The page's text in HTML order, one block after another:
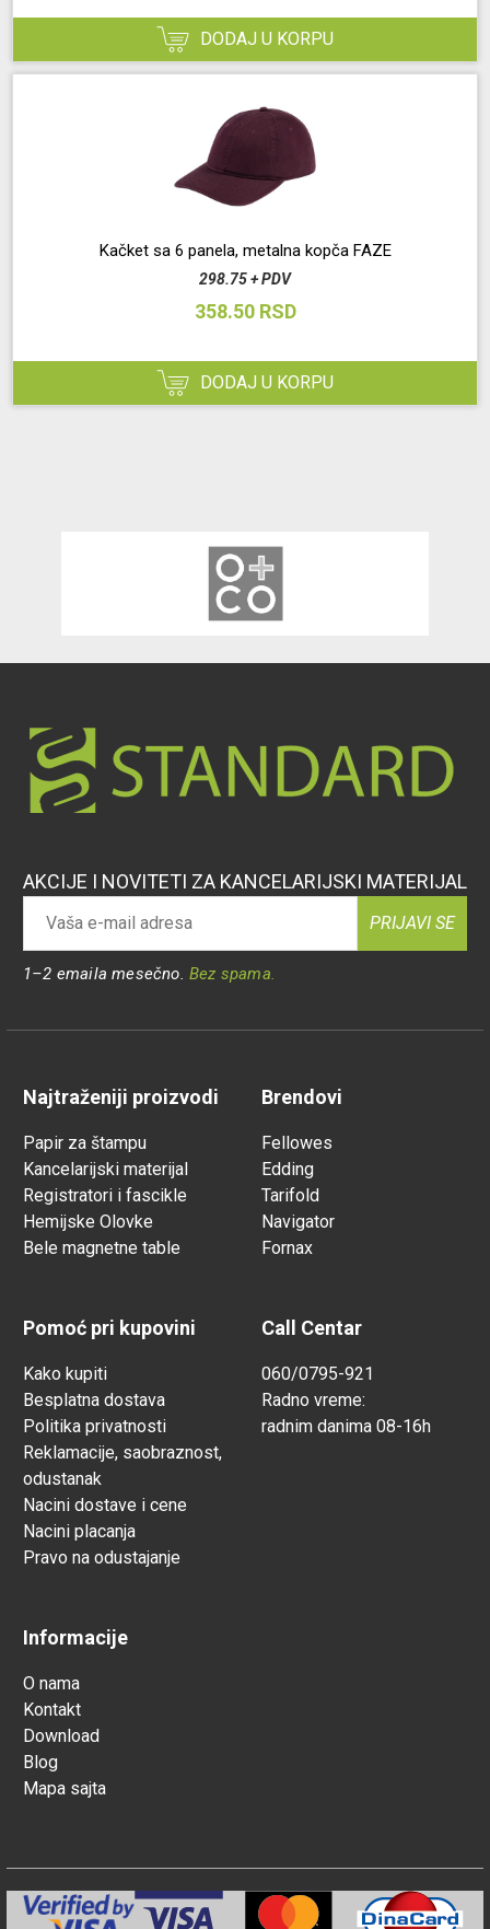
DODAJ U KORPU
Kačket sa 6 panela, metalna kopča FAZE
298.75 + PDV
358.50 RSD
DODAJ U KORPU
AKCIJE I NOVITETI ZA KANCELARIJSKI MATERIJAL
PRIJAVI SE
1–2 emaila mesečno. Bez spama.
Najtraženiji proizvodi
Papir za štampu
Kancelarijski materijal
Registratori i fascikle
Hemijske Olovke
Bele magnetne table
Brendovi
Fellowes
Edding
Tarifold
Navigator
Fornax
Pomoć pri kupovini
Kako kupiti
Besplatna dostava
Politika privatnosti
Reklamacije, saobraznost,
odustanak
Nacini dostave i cene
Nacini placanja
Pravo na odustajanje
Call Centar
060/0795-921
Radno vreme:
radnim danima 08-16h
Informacije
O nama
Kontakt
Download
Blog
Mapa sajta